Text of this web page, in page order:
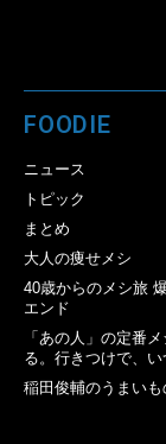
FOODIE
ニュース
トピック
まとめ
大人の痩せメシ
40歳からのメシ旅
エンド
「あの人」の定番
る。行きつけで、い
稲田俊輔のうまいも